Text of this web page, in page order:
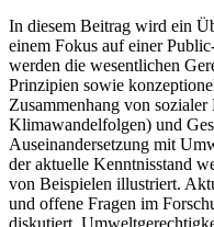
In diesem Beitrag wird ein
einem Fokus auf einer
werden die wesentlichen
Prinzipien sowie
Zusammenhang von
Klimawandelfolgen) und
Auseinandersetzung mit
der aktuelle Kenntnisstand
von Beispielen illustriert.
und offene Fragen im
diskutiert.